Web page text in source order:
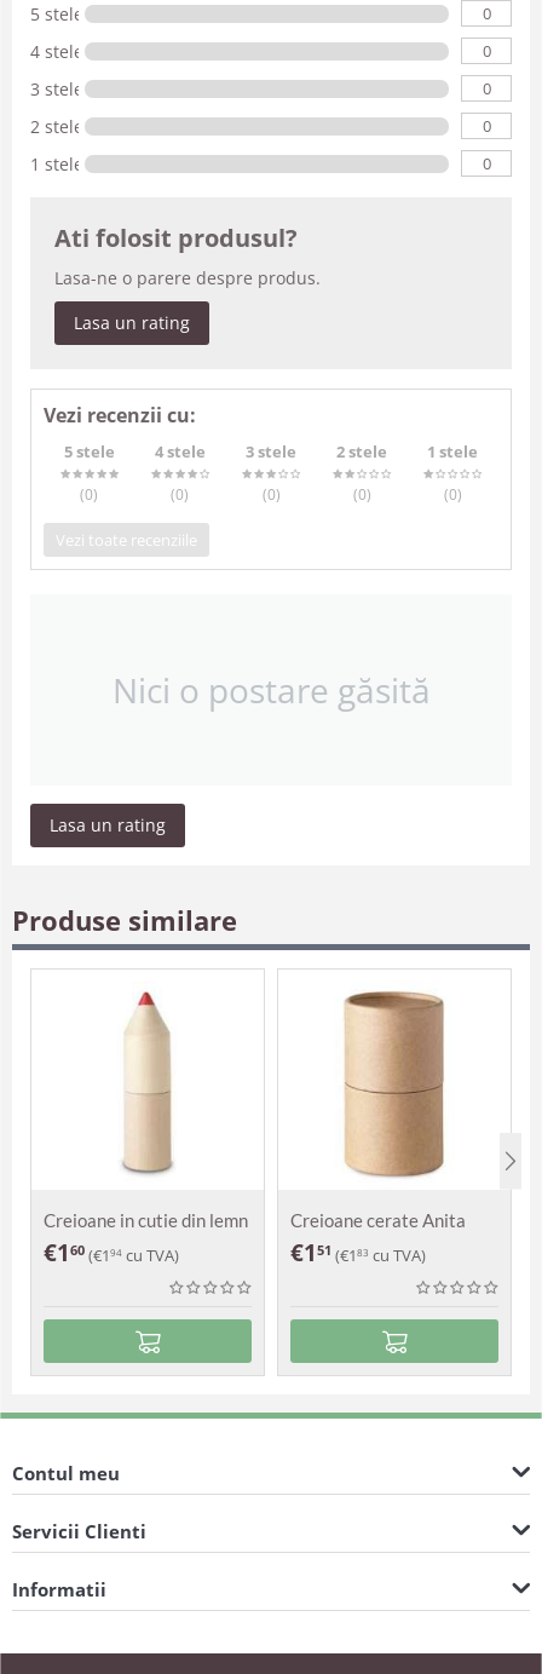
5 stele 0
4 stele 0
3 stele 0
2 stele 0
1 stele 0
Ati folosit produsul?
Lasa-ne o parere despre produs.
Lasa un rating
Vezi recenzii cu:
5 stele
(0)
4 stele
(0)
3 stele
(0)
2 stele
(0)
1 stele
(0)
Vezi toate recenziile
Nici o postare găsită
Lasa un rating
Produse similare
Creioane in cutie din lemn
Alexia
€1 60 (€1 94 cu TVA)
Creioane cerate Anita
€1 51 (€1 83 cu TVA)
Contul meu
Servicii Clienti
Informatii